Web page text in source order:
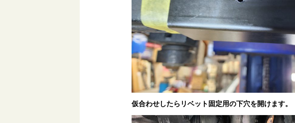
仮合わせしたらリベット固定用の下穴を開けます。